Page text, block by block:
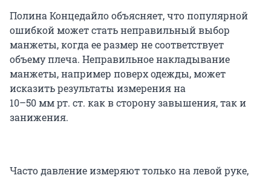
Полина Концедайло объясняет, что популярной
ошибкой может стать неправильный выбор
манжеты, когда ее размер не соответствует
объему плеча. Неправильное накладывание
манжеты, например поверх одежды, может
исказить результаты измерения на
10–50 мм рт. ст. как в сторону завышения, так и
занижения.
Часто давление измеряют только на левой руке,